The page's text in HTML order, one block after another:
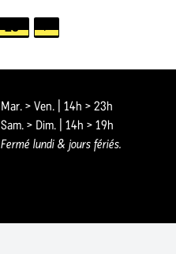
25
Mar. > Ven. | 14h > 23h
Sam. > Dim. | 14h > 19h
Fermé lundi & jours fériés.